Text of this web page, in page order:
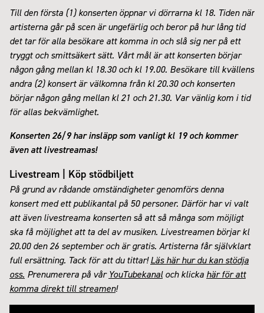
Till den första (1) konserten öppnar vi dörrarna kl 18. Tiden när
artisterna går på scen är ungefärlig och beror på hur lång tid
det tar för alla besökare att komma in och slå sig ner på ett
tryggt och smittsäkert sätt. Vårt mål är att konserten börjar
någon gång mellan kl 18.30 och kl 19.00. Besökare till kvällens
andra (2) konsert är välkomna från kl 20.30 och konserten
börjar någon gång mellan kl 21 och 21.30. Var vänlig kom i tid
för allas bekvämlighet.
Konserten 26/9 har insläpp som vanligt kl 19 och kommer
även att livestreamas!
Livestream | Köp stödbiljett
På grund av rådande omständigheter genomförs denna
konsert med ett publikantal på 50 personer. Därför har vi valt
att även livestreama konserten så att så många som möjligt
ska få möjlighet att ta del av musiken. Livestreamen börjar kl
20.00 den 26 september och är gratis. Artisterna får självklart
full ersättning. Tack för att du tittar!Läs här hur du kan stödja
oss. Prenumerera på vår YouTubekanaloch klicka här för att
komma direkt till streamen!